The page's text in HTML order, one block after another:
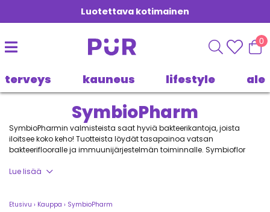
Luotettava kotimainen
0
terveys kauneus lifestyle ale
SymbioPharm
SymbioPharmin valmisteista saat hyviä bakteerikantoja, joista
iloitsee koko keho! Tuotteista löydät tasapainoa vatsan
bakteeriflooralle ja immuunijärjestelmän toiminnalle. Symbioflor
Lue lisää
Etusivu › Kauppa › SymbioPharm